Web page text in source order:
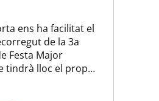
ens ha facilitat el
de la 3a
Festa Major
tindrà lloc el proper